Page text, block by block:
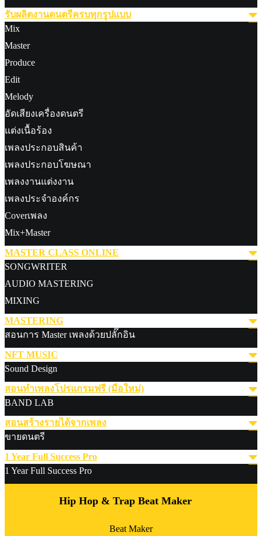
รับผลิตงานดนตรีครบทุกรูปแบบ
Mix
Master
Produce
Edit
Melody
อัดเสียงเครื่องดนตรี
แต่งเนื้อร้อง
เพลงประกอบสินค้า
เพลงประกอบโฆษณา
เพลงงานแต่งงาน
เพลงประจำองค์กร
Coverเพลง
Mix+Master
MASTER CLASS ONLINE
SONGWRITER
AUDIO MASTERING
MIXING
MASTERING
สอนการ Master เพลงด้วยปลั๊กอิน
NFT MUSIC
Sound Design
สอนทำเพลงโปรแกรมฟรี (มือใหม่)
BAND LAB
สอนสร้างรายได้จากเพลง
ขายดนตรี
1 Year Full Success Pro
1 Year Full Success Pro
Hip Hop & Trap Beat Maker
Beat Maker